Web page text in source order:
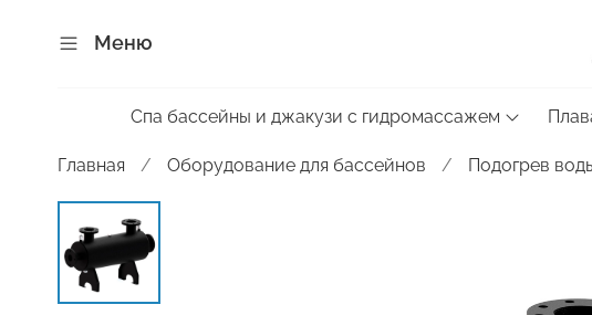
Меню
Спа бассейны и джакузи с гидромассажем
Главная Оборудование для бассейнов Подогрев